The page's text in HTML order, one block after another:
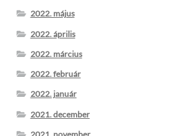
2022. május
2022. április
2022. március
2022. február
2022. január
2021. december